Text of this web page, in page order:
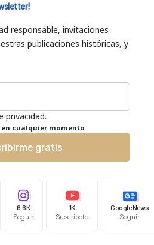
responsable, invitaciones
publicaciones históricas, y
privacidad.
en cualquier momento.
gratis
6.6K
Seguir
1K
Suscríbete
Google News
Seguir